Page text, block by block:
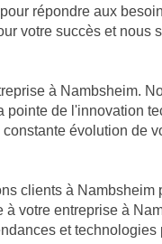
répondre aux
votre succès et nous
à Nambsheim.
pointe de l'innovation
évolution de
clients à Nambsheim
votre entreprise à
et technologies